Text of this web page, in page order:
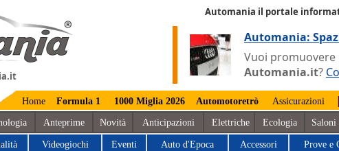
Automania il portale
Automania:
Vuoi promuovere
Automania.it?
Home Formula 1 1000 Miglia 2026 Automotoretrò Assicurazioni |
Anteprime Novità Anticipazioni Elettriche Ecologia Saloni
Videogiochi Eventi Auto d'Epoca Accessori Prove e